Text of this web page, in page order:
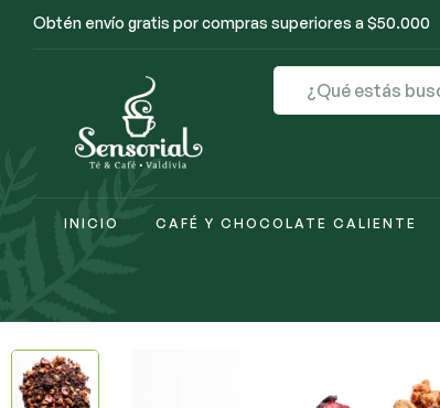
Obtén envío gratis por compras superiores a $50.000
INICIO CAFÉ Y CHOCOLATE CALIENTE